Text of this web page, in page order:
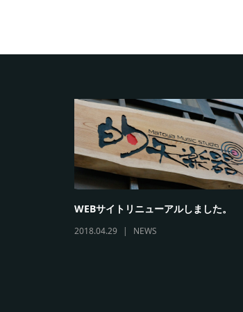
WEBサイトリニューアルしました。
2018.04.29 NEWS